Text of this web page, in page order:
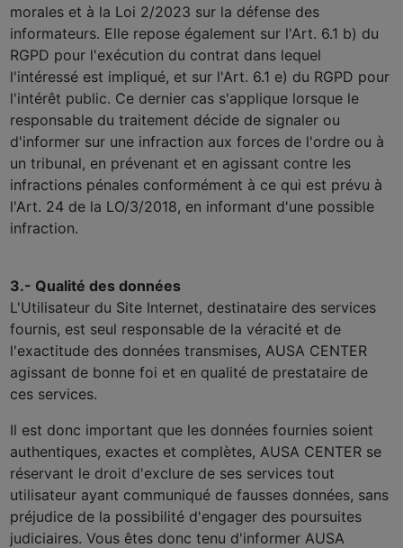
morales et à la Loi 2/2023 sur la défense des
informateurs. Elle repose également sur l'Art. 6.1 b) du
RGPD pour l'exécution du contrat dans lequel
l'intéressé est impliqué, et sur l'Art. 6.1 e) du RGPD pour
l'intérêt public. Ce dernier cas s'applique lorsque le
responsable du traitement décide de signaler ou
d'informer sur une infraction aux forces de l'ordre ou à
un tribunal, en prévenant et en agissant contre les
infractions pénales conformément à ce qui est prévu à
l'Art. 24 de la LO/3/2018, en informant d'une possible
infraction.
3.- Qualité des données
L'Utilisateur du Site Internet, destinataire des services
fournis, est seul responsable de la véracité et de
l'exactitude des données transmises, AUSA CENTER
agissant de bonne foi et en qualité de prestataire de
ces services.
Il est donc important que les données fournies soient
authentiques, exactes et complètes, AUSA CENTER se
réservant le droit d'exclure de ses services tout
utilisateur ayant communiqué de fausses données, sans
préjudice de la possibilité d'engager des poursuites
judiciaires. Vous êtes donc tenu d'informer AUSA